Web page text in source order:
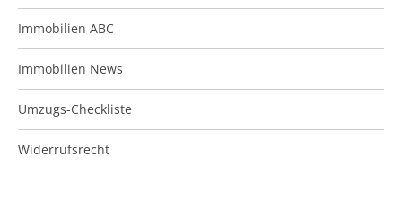
Immobilien ABC
Immobilien News
Umzugs-Checkliste
Widerrufsrecht